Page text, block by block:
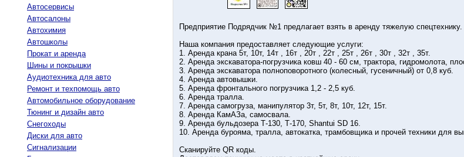
Автосервисы
Автосалоны
Автохимия
Автошколы
Прокат и аренда
Шины и покрышки
Аудиотехника для авто
Ремонт и техпомощь авто
Автомобильное оборудование
Тюнинг и дизайн авто
Снегоходы
Диски для авто
Сигнализации
Предприятие Подрядчик №1 предлагает взять в аренду тяжелую спецтехнику.
Наша компания предоставляет следующие услуги:
1. Аpeндa крана 5т, 10т, 14т , 16т , 20т , 22т , 25т , 26т , 30т , 32т , 35т.
2. Apeнда экскавaтоpa-погрузчикa ковш 40 - 60 cм, трактора, гидpoмoлoта,
3. Аренда экскаватора полноповоротного (колесный, гусеничный) от 0,8 куб.
4. Аренда автовышки.
5. Аренда фронтального погрузчика 1,2 - 2,5 куб.
6. Аренда тралла.
7. Аренда самогруза, манипулятор 3т, 5т, 8т, 10т, 12т, 15т.
8. Аренда КамАЗа, самосвала.
9. Аренда бульдозера Т-130, Т-170, Shаntui SD 16.
10. Аренда бурояма, тралла, автокатка, трамбовщика и прочей техники для
Сканируйте QR коды.